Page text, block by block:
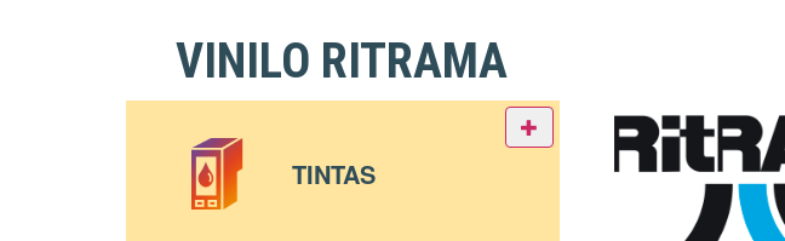
VINILO RITRAMA
TINTAS